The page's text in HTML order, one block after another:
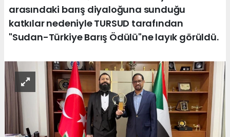
arasındaki barış diyaloğuna sunduğu
katkılar nedeniyle TURSUD tarafından
"Sudan-Türkiye Barış Ödülü"ne layık görüldü.